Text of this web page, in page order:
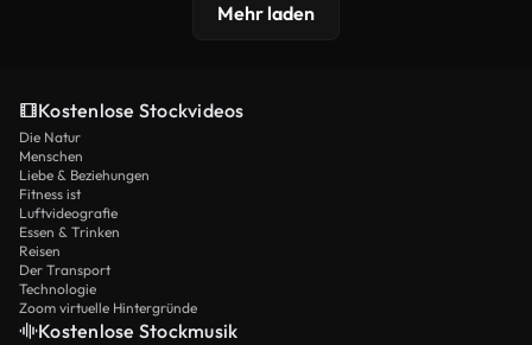
Mehr laden
Kostenlose Stockvideos
Die Natur
Menschen
Liebe & Beziehungen
Fitness ist
Luftvideografie
Essen & Trinken
Reisen
Der Transport
Technologie
Zoom virtuelle Hintergründe
Kostenlose Stockmusik